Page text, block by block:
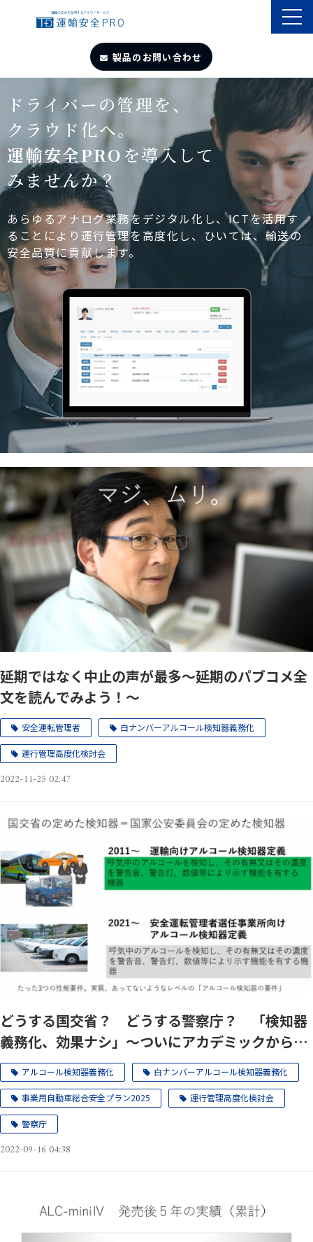
製品のお問い合わせ
TOP
導入事例
製品・サービス
自動点呼
遠隔点呼
お役立ちサイト
ドライバーの管理を、
クラウド化へ。
運輸安全PRO を導入して
みませんか？
あらゆるアナログ業務をデジタル化し、ICTを活用す
ることにより運行管理を高度化し、ひいては、輸送の
安全品質に貢献します。
延期ではなく中止の声が最多～延期のパブコメ全
文を読んでみよう！～
安全運転管理者 白ナンバーアルコール検知器義務化
運行管理高度化検討会
2022-11-25 02:47
どうする国交省？ どうする警察庁？ 「検知器
義務化、効果ナシ」～ついにアカデミックから不
都合な真実の論証が～
アルコール検知器義務化 白ナンバーアルコール検知器義務化
事業用自動車総合安全プラン2025 運行管理高度化検討会
警察庁
2022-09-16 04:38